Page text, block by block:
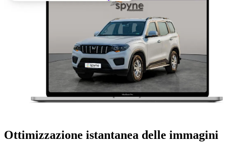
Ottimizzazione istantanea delle immagini